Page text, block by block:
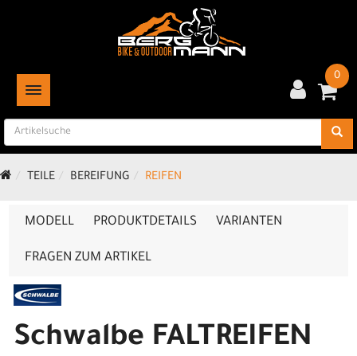
TOGGLE NAVIGATION
0
TEILE BEREIFUNG REIFEN
MODELL PRODUKTDETAILS VARIANTEN
FRAGEN ZUM ARTIKEL
Schwalbe FALTREIFEN